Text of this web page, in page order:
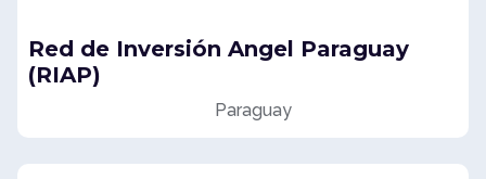
Red de Inversión Angel Paraguay
(RIAP)
Paraguay